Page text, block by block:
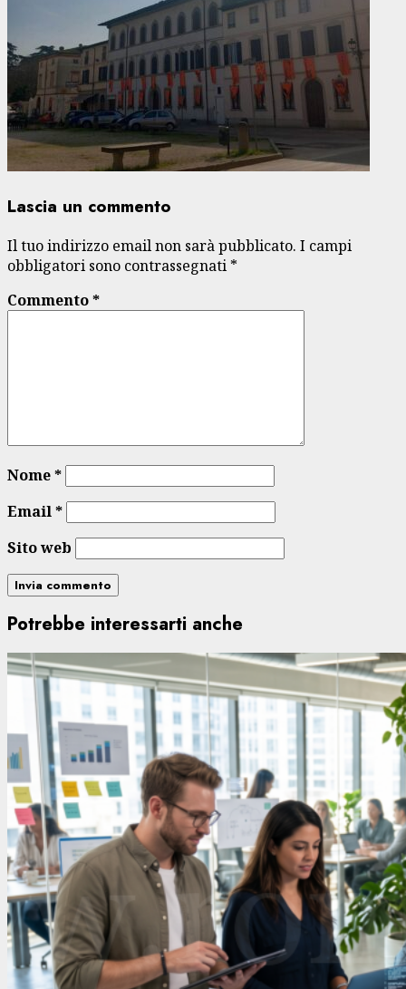
Lascia un commento
Il tuo indirizzo email non sarà pubblicato. I campi
obbligatori sono contrassegnati *
Commento*
Nome*
Email*
Sito web
Potrebbe interessarti anche